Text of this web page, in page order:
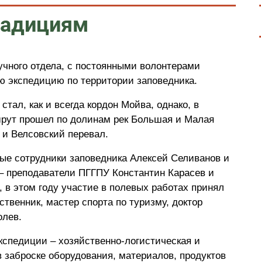
отдела, с постоянными волонтерами
по территории заповедника.
как и всегда кордон Мойва, однако, в
прошел по долинам рек Большая и Малая
Велсовский перевал.
сотрудники заповедника Алексей Селиванов и
преподаватели ПГГПУ Константин Карасев и
этом году участие в полевых работах принял
мастер спорта по туризму, доктор
– хозяйственно-логистическая и
оборудования, материалов, продуктов